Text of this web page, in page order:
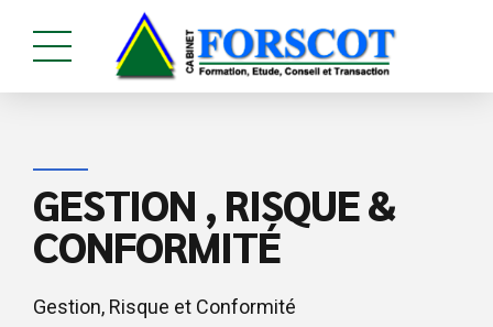
GESTION , RISQUE &
CONFORMITÉ
Gestion, Risque et Conformité